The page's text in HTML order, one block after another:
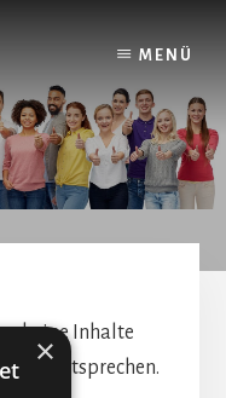
MENÜ
keine Inhalte
entsprechen.
×